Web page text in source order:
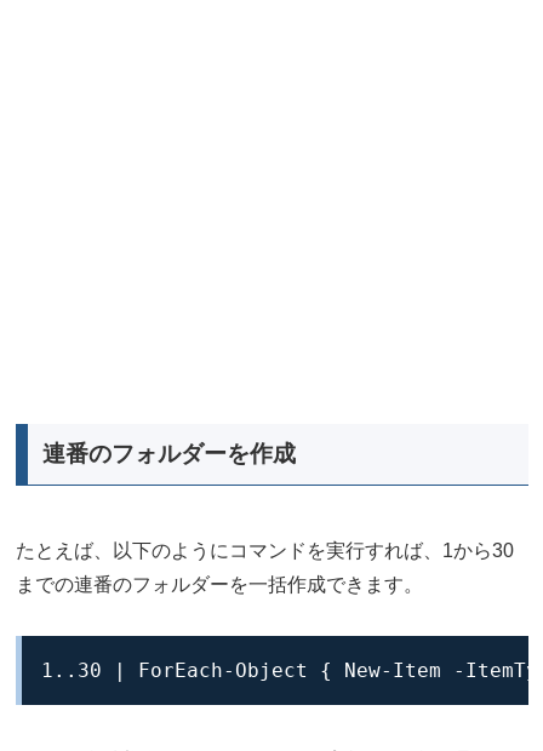
連番のフォルダーを作成
たとえば、以下のようにコマンドを実行すれば、1から30
までの連番のフォルダーを一括作成できます。
1..30 | ForEach-Object { New-Item -